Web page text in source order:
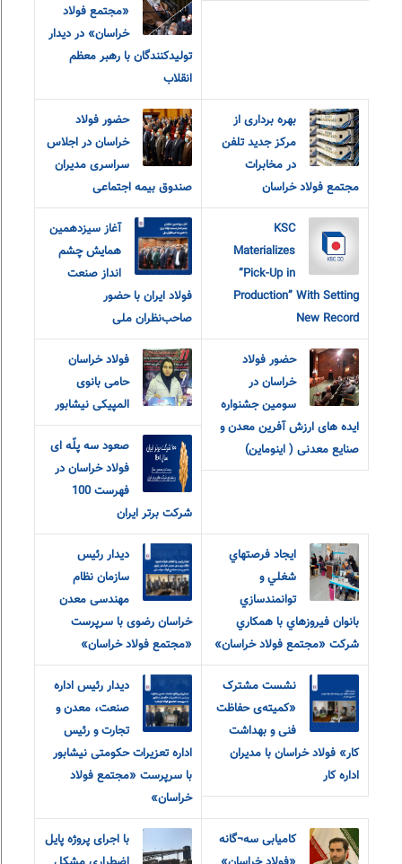
«مجتمع فولاد
خراسان» در دیدار
تولیدکنندگان با رهبر معظم
انقلاب
بهره برداری از
مرکز جدید تلفن
در مخابرات
مجتمع فولاد خراسان
حضور فولاد
خراسان در اجلاس
سراسری مدیران
صندوق بیمه اجتماعی
KSC
Materializes
“Pick-Up in
Production” With Setting
New Record
آغاز سیزدهمین
همایش چشم
انداز صنعت
فولاد ایران با حضور
صاحب‌نظران ملی
حضور فولاد
خراسان در
سومین جشنواره
ایده های ارزش آفرین معدن و
صنایع معدنی ( اینوماین)
فولاد خراسان
حامی بانوی
المپیکی نیشابور
صعود سه پلّه ای
فولاد خراسان در
فهرست 100
شرکت برتر ایران
ايجاد فرصتهاي
شغلي و
توانمندسازي
بانوان فيروزهاي با همکاري
شرکت «مجتمع فولاد خراسان»
دیدار رئیس
سازمان نظام
مهندسی معدن
خراسان رضوی با سرپرست
«مجتمع فولاد خراسان»
نشست مشترک
«کمیته‌ی حفاظت
فنی و بهداشت
کار» فولاد خراسان با مدیران
اداره کار
دیدار رئیس اداره
صنعت، معدن و
تجارت و رئیس
اداره تعزیرات حکومتی نیشابور
با سرپرست «مجتمع فولاد
خراسان»
کامیابی سه¬گانه
با اجرای پروژه پایل